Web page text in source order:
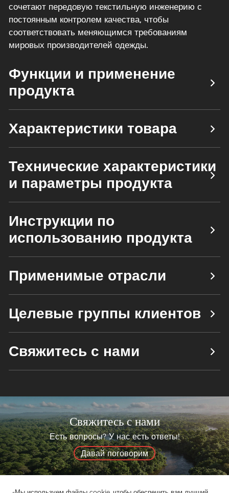
сочетают передовую текстильную инженерию с
постоянным контролем качества, чтобы
соответствовать меняющимся требованиям
мировых производителей одежды.
Функции и применение
продукта
Характеристики товара
Технические характеристики
и параметры продукта
Инструкции по
использованию продукта
Применимые отрасли
Целевые группы клиентов
Свяжитесь с нами
Свяжитесь с нами
Есть вопросы? У нас есть ответы!
Давай поговорим